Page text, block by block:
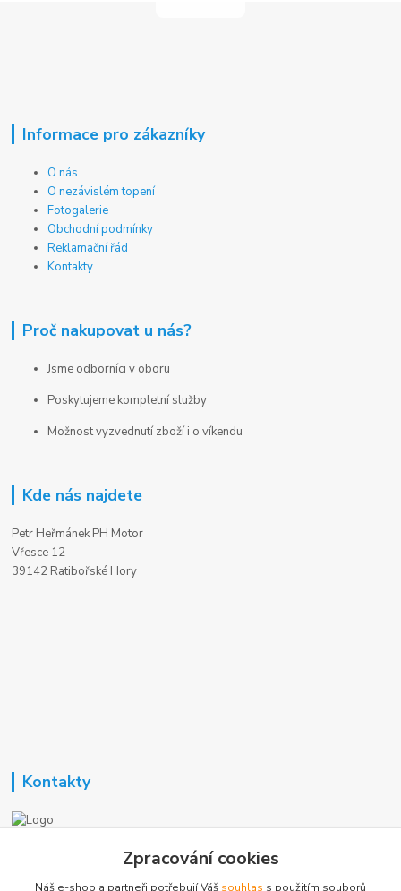
Informace pro zákazníky
O nás
O nezávislém topení
Fotogalerie
Obchodní podmínky
Reklamační řád
Kontakty
Proč nakupovat u nás?
Jsme odborníci v oboru
Poskytujeme kompletní služby
Možnost vyzvednutí zboží i o víkendu
Kde nás najdete
Petr Heřmánek PH Motor
Vřesce 12
39142 Ratibořské Hory
Kontakty
Zpracování cookies
Náš e-shop a partneři potřebují Váš souhlas s použitím souborů